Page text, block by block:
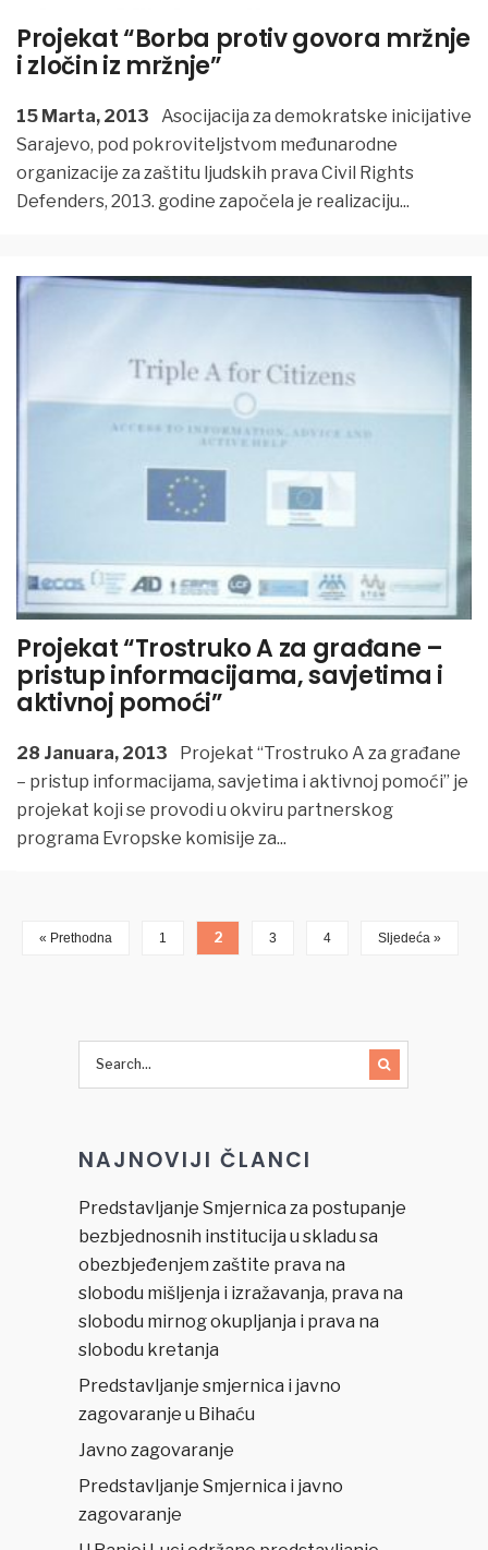
Projekat “Borba protiv govora mržnje
i zločin iz mržnje”
15 Marta, 2013
Asocijacija za demokratske inicijative
Sarajevo, pod pokroviteljstvom međunarodne
organizacije za zaštitu ljudskih prava Civil Rights
Defenders, 2013. godine započela je realizaciju...
Projekat “Trostruko A za građane –
pristup informacijama, savjetima i
aktivnoj pomoći”
28 Januara, 2013
Projekat “Trostruko A za građane
– pristup informacijama, savjetima i aktivnoj pomoći” je
projekat koji se provodi u okviru partnerskog
programa Evropske komisije za...
« Prethodna 1 2 3 4 Sljedeća »
NAJNOVIJI ČLANCI
Predstavljanje Smjernica za postupanje
bezbjednosnih institucija u skladu sa
obezbjeđenjem zaštite prava na
slobodu mišljenja i izražavanja, prava na
slobodu mirnog okupljanja i prava na
slobodu kretanja
Predstavljanje smjernica i javno
zagovaranje u Bihaću
Javno zagovaranje
Predstavljanje Smjernica i javno
zagovaranje